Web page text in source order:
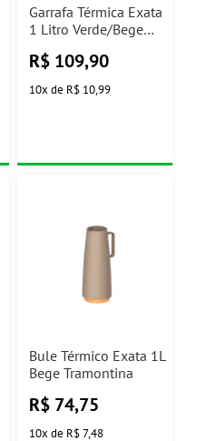
Garrafa Térmica Exata
1 Litro Verde/Bege
R$ 109,90
10x de R$ 10,99
Bule Térmico Exata 1L
Bege Tramontina
R$ 74,75
10x de R$ 7,48